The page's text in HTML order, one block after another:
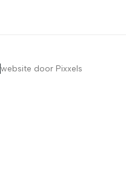
website door Pixxels